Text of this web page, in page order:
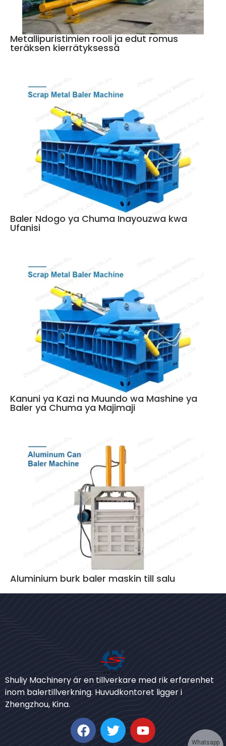
Metallipuristimien rooli ja edut romus
teräksen kierrätyksessä
Baler Ndogo ya Chuma Inayouzwa kwa
Ufanisi
Kanuni ya Kazi na Muundo wa Mashine ya
Baler ya Chuma ya Majimaji
Aluminium burk baler maskin till salu
Shuliy Machinery är en tillverkare med rik erfarenhet
inom balertillverkning. Huvudkontoret ligger i
Zhengzhou, Kina.
German
Korean
Urdu
Whatsapp